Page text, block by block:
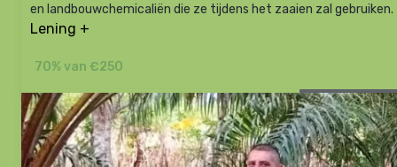
en landbouwchemicaliën die ze tijdens het zaaien zal gebruiken.
Lening +
70% van €250